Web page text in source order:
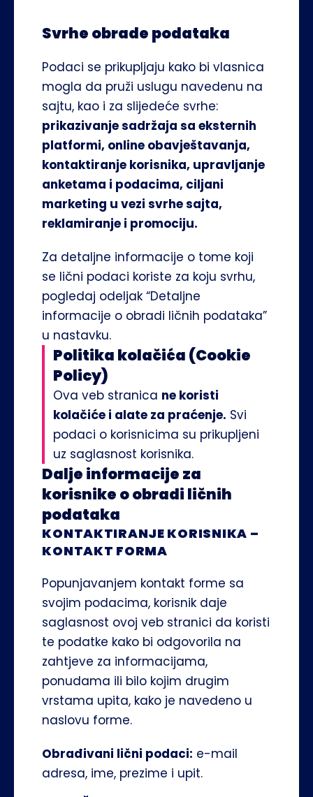
Svrhe obrade podataka
Podaci se prikupljaju kako bi vlasnica
mogla da pruži uslugu navedenu na
prikazivanje sadržaja sa eksternih
platformi, online obavještavanja,
kontaktiranje korisnika, upravljanje
anketama i podacima, ciljani
marketing u vezi svrhe sajta,
reklamiranje i promociju.
Za detaljne informacije o tome koji
se lični podaci koriste za koju svrhu,
pogledaj odeljak “Detaljne
informacije o obradi ličnih podataka”
u nastavku.
Politika kolačića (Cookie
Policy)
Ova veb stranica ne koristi
kolačiće i alate za praćenje. Svi
podaci o korisnicima su prikupljeni
uz saglasnost korisnika.
Dalje informacije za
korisnike o obradi ličnih
podataka
KONTAKTIRANJE KORISNIKA –
KONTAKT FORMA
Popunjavanjem kontakt forme sa
svojim podacima, korisnik daje
saglasnost ovoj veb stranici da koristi
te podatke kako bi odgovorila na
zahtjeve za informacijama,
ponudama ili bilo kojim drugim
vrstama upita, kako je navedeno u
naslovu forme.
Obrađivani lični podaci: e-mail
adresa, ime, prezime i upit.